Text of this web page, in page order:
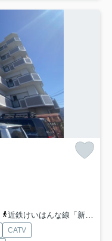
近鉄けいはんな線「新石切」駅 徒歩25分
CATV